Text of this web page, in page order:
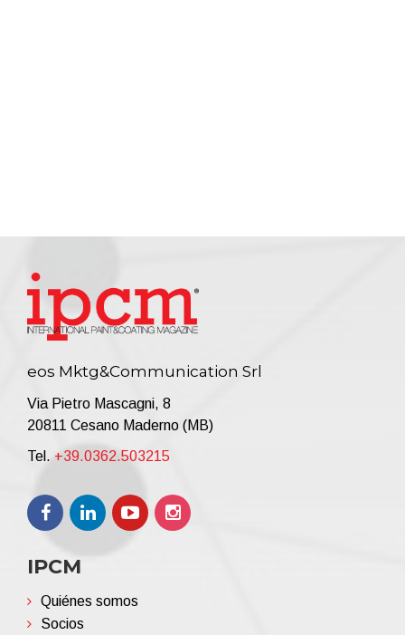
eos Mktg&Communication Srl
Via Pietro Mascagni, 8
20811 Cesano Maderno (MB)
Tel. +39.0362.503215
IPCM
Quiénes somos
Socios